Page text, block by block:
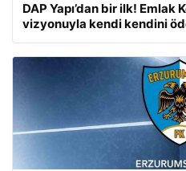
DAP Yapı’dan bir ilk! Emlak
vizyonuyla kendi kendini